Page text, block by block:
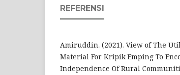
REFERENSI
Amiruddin. (2021). View of The
Material For Kripik Emping To
Independence Of Rural